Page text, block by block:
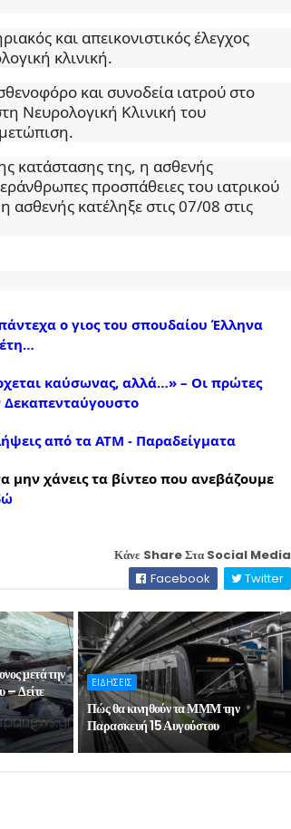
και απεικονιστικός έλεγχος
κλινική.
και συνοδεία ιατρού στο
Νευρολογική Κλινική του
κατάστασης της, η ασθενής
προσπάθειες του ιατρικού
κατέληξε στις 07/08 στις
ο γιος του σπουδαίου Έλληνα
καύσωνας, αλλά…» – Οι πρώτες
Δεκαπενταύγουστο
από τα ΑΤΜ - Παραδείγματα
μην χάνεις τα βίντεο που ανεβάζουμε
Κάνε Share Στα Social Media
Facebook
Twitter
μετά την
– Δείτε
ΕΙΔΗΣΕΙΣ
Πώς θα κινηθούν τα ΜΜΜ την
Παρασκευή 15 Αυγούστου